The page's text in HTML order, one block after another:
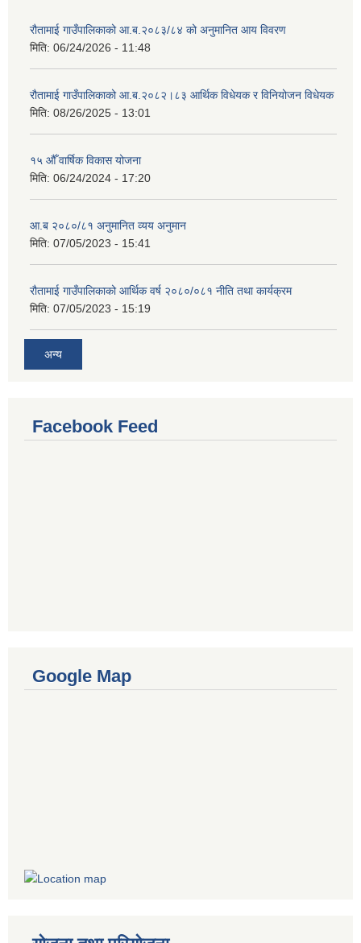
रौतामाई गाउँपालिकाको आ.ब.२०८३/८४ को अनुमानित आय विवरण
मिति: 06/24/2026 - 11:48
रौतामाई गाउँपालिकाको आ.ब.२०८२।८३ आर्थिक विधेयक र विनियोजन विधेयक
मिति: 08/26/2025 - 13:01
१५ औँ वार्षिक विकास योजना
मिति: 06/24/2024 - 17:20
आ.ब २०८०/८१ अनुमानित व्यय अनुमान
मिति: 07/05/2023 - 15:41
रौतामाई गाउँपालिकाको आर्थिक वर्ष २०८०/०८१ नीति तथा कार्यक्रम
मिति: 07/05/2023 - 15:19
अन्य
Facebook Feed
Google Map